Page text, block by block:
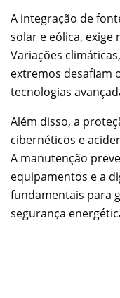
A integração de
solar e eólica,
Variações
extremos desafiam
tecnologias
Além disso, a
cibernéticos e
A manutenção
equipamentos e a
fundamentais para
segurança